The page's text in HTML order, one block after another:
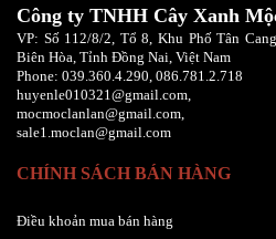
Công ty TNHH Cây Xanh
VP: Số 112/8/2, Tổ 8, Khu Phố Tân
Biên Hòa, Tỉnh Đồng Nai, Việt Nam
Phone: 039.360.4.290, 086.781.2.718
huyenle010321@gmail.com,
mocmoclanlan@gmail.com,
sale1.moclan@gmail.com
CHÍNH SÁCH BÁN HÀNG
Điều khoản mua bán hàng